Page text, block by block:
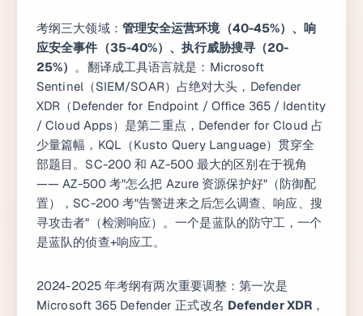
考纲三大领域： 管理安全运营环境（40-45%）、响
应安全事件（35-40%）、执行威胁搜寻（20-
25%） 。翻译成工具语言就是：Microsoft
Sentinel（SIEM/SOAR）占绝对大头，Defender
XDR（Defender for Endpoint / Office 365 / Identity
/ Cloud Apps）是第二重点，Defender for Cloud 占
少量篇幅，KQL（Kusto Query Language）贯穿全
部题目。SC-200 和 AZ-500 最大的区别在于视角
—— AZ-500 考"怎么把 Azure 资源保护好"（防御配
置），SC-200 考"告警进来之后怎么调查、响应、搜
寻攻击者"（检测响应）。一个是蓝队的防守工，一个
是蓝队的侦查+响应工。
2024-2025 年考纲有两次重要调整：第一次是
Microsoft 365 Defender 正式改名 Defender XDR ，